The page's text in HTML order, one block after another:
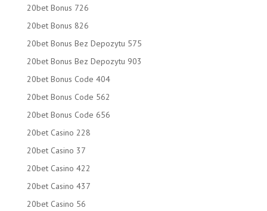
20bet Bonus 726
20bet Bonus 826
20bet Bonus Bez Depozytu 575
20bet Bonus Bez Depozytu 903
20bet Bonus Code 404
20bet Bonus Code 562
20bet Bonus Code 656
20bet Casino 228
20bet Casino 37
20bet Casino 422
20bet Casino 437
20bet Casino 56